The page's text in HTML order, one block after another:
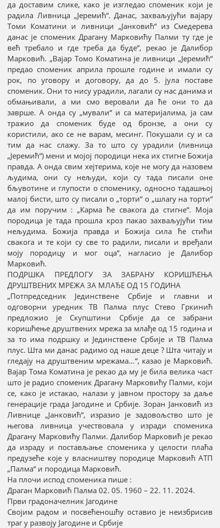
да доставим слике, како је изгледао споменик који је
радила Ливница „Јеремић“. Данас, захваљујући вајару
Томи Коматини и ливници „Јанковић“ из Смедерева
данас је споменик Драгану Марковићу Палми ту где је
већ требало и где треба да буде“, рекао је Далибор
Марковић. „Вајар Томо Коматина је ливници „Јеремић“
предао споменик априла прошле године и имали су
рок, по уговору и договору, да до 5. јула поставе
споменик. Они то нису урадили, лагали су нас данима и
обмањивали, а ми смо веровали да ће они то да
заврше. А онда су „мували“ и са материјалима, ја сам
тражио да споменик буде од бронзе, а они су
користили, ако се не варам, месинг. Покушали су и са
тим да нас слажу. За то што су урадили (ливница
„Јеремић“) мени и мојој породици нека их стигне Божија
правда. А онда свим хејтерима, које не могу да назовем
људима, они су нељуди, који су тада писали оне
бљувотине и глупости о споменику, односно тадашњој
малој бисти, што су писали о „торти“ о „шлагу на торти“
да им поручим : „Карма ће свакога да стигне“. Моја
породица је тада прошла кроз пакао захваљујући тим
нељудима. Божија правда и Божија сила ће стићи
свакога и те који су све то радили, писали и вређали
моју породицу и мог оца“, нагласио је Далибор
Марковић.
ПОДРШКА ПРЕДЛОГУ ЗА ЗАБРАНУ КОРИШЋЕЊА
ДРУШТВЕНИХ МРЕЖА ЗА МЛАЂЕ ОД 15 ГОДИНА
„Потпредседник Јединствене Србије и главни и
одговорни уредник ТВ Палма плус Стево Гркинић
предложио је Скупштини Србије да се забрани
коришћење друштвених мрежа за млађе од 15 година и
за то има подршку и Јединствене Србије и ТВ Палма
плус. Шта ми данас радимо од наше деце ? Шта читају и
гледају на друштвеним мрежама…“, казао је Марковић.
Вајар Тома Коматина је рекао да му је била велика част
што је радио споменик Драгану Марковићу Палми, који
се, како је истакао, налази у јавном простору за даље
генерације града Јагодине и Србије. Зоран Јанковић из
Ливнице „Јанковић“, изразио је задовољство што је
његова ливница учествовала у изради споменика
Драгану Марковићу Палми. Далибор Марковић је рекао
да израду и постављање споменика у целости плаћа
предузеће које у власништву породице Марковић АТП
„Палма“ и породица Марковић.
На плочи испод споменика пише :
Драган Марковић Палма 02. 05. 1960 – 22. 11. 2024.
Први градоначелник Јагодине
Својим радом и посвећеношћу оставио је неизбрисив
траг у развоју Јагодине и Србије